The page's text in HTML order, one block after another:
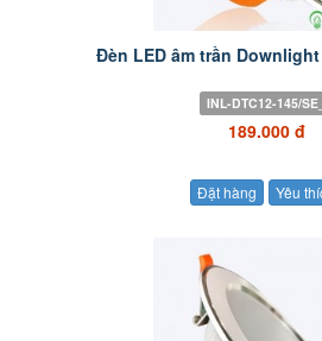
Đèn LED âm trần Downlight
INL-DTC12-145/SE_
189.000 đ
Đặt hàng Yêu